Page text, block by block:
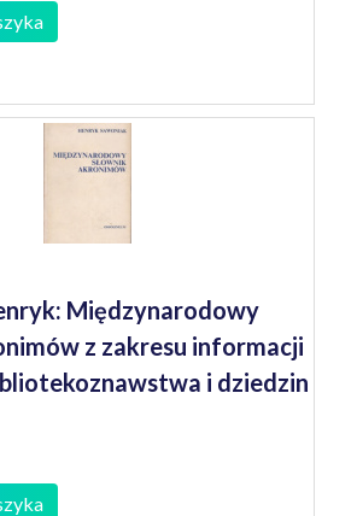
Międzynarodowy
z zakresu informacji
i dziedzin